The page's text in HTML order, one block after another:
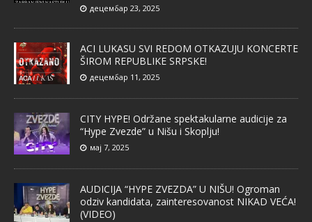
децембар 23, 2025
ACI LUKASU SVI REDOM OTKAZUJU KONCERTE
ŠIROM REPUBLIKE SRPSKE!
децембар 11, 2025
CITY HYPE! Održane spektakularne audicije za
“Hype Zvezde” u Nišu i Skoplju!
мај 7, 2025
AUDICIJA “HYPE ZVEZDA” U NIŠU! Ogroman
odziv kandidata, zainteresovanost NIKAD VEĆA!
(VIDEO)